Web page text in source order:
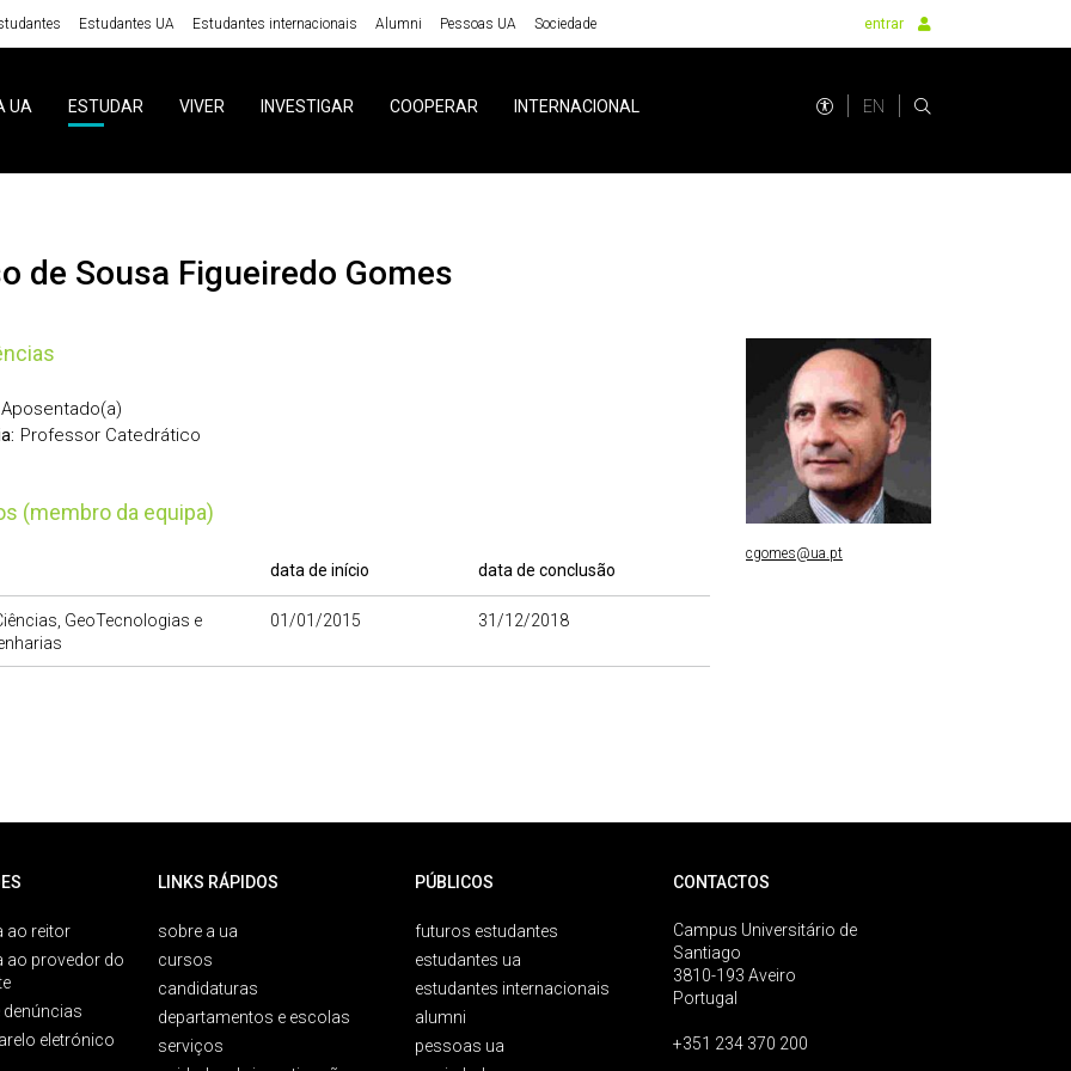
Estudantes UA Estudantes internacionais Alumni Pessoas UA Sociedade entrar
UA ESTUDAR VIVER INVESTIGAR COOPERAR INTERNACIONAL EN
de Sousa Figueiredo Gomes
Aposentado(a)
Professor Catedrático
(membro da equipa)
data de início data de conclusão
GeoTecnologias e
01/01/2015 31/12/2018
cgomes@ua.pt
ao reitor
ao provedor do
denúncias
eletrónico
LINKS RÁPIDOS
sobre a ua
cursos
candidaturas
departamentos e escolas
serviços
PÚBLICOS
futuros estudantes
estudantes ua
estudantes internacionais
alumni
pessoas ua
CONTACTOS
Campus Universitário de
Santiago
3810-193 Aveiro
Portugal
+351 234 370 200